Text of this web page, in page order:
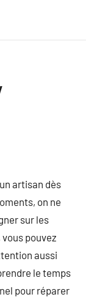
artisan dès
on ne
sur les
pouvez
aussi
le temps
pour réparer